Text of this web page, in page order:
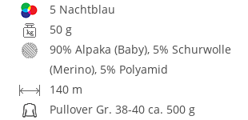
5 Nachtblau
50 g
90% Alpaka (Baby), 5% Schurwolle
(Merino), 5% Polyamid
140 m
Pullover Gr. 38-40 ca. 500 g